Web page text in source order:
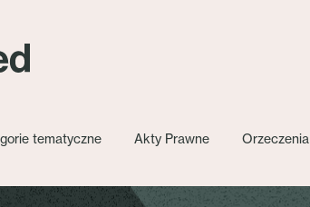
tematyczne Akty Prawne Orzeczenia